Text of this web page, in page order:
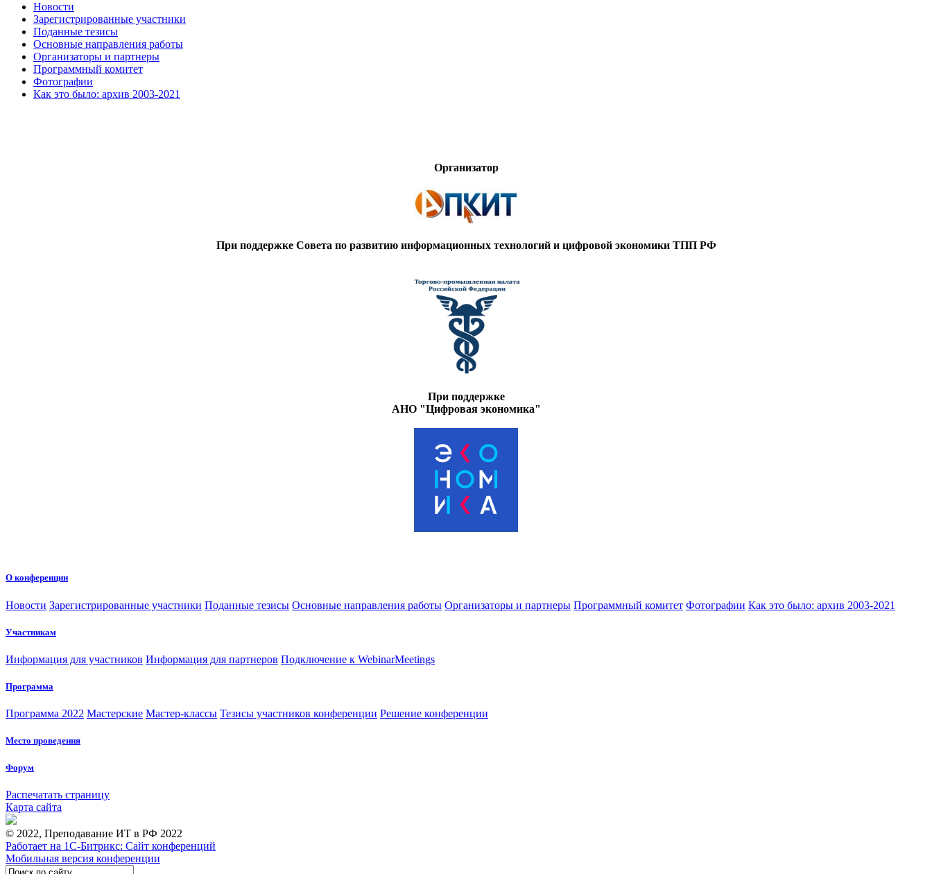
Новости
Зарегистрированные участники
Поданные тезисы
Основные направления работы
Организаторы и партнеры
Программный комитет
Фотографии
Как это было: архив 2003-2021
Организатор
При поддержке Совета по развитию информационных технологий и цифровой экономики ТПП РФ
При поддержке
АНО "Цифровая экономика"
О конференции
Новости Зарегистрированные участники Поданные тезисы Основные направления работы Организаторы и партнеры Программный комитет Фотографии Как это было: архив 2003-2021
Участникам
Информация для участников Информация для партнеров Подключение к WebinarMeetings
Программа
Программа 2022 Мастерские Мастер-классы Тезисы участников конференции Решение конференции
Место проведения
Форум
Распечатать страницу
Карта сайта
© 2022, Преподавание ИТ в РФ 2022
Работает на 1С-Битрикс: Сайт конференций
Мобильная версия конференции